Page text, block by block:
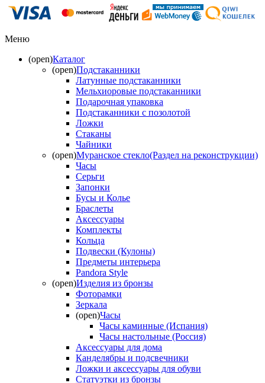
Меню
(open)Каталог
(open)Подстаканники
Латунные подстаканники
Мельхиоровые подстаканники
Подарочная упаковка
Подстаканники с позолотой
Ложки
Стаканы
Чайники
(open)Муранское стекло(Раздел на реконструкции)
Часы
Серьги
Запонки
Бусы и Колье
Браслеты
Аксессуары
Комплекты
Кольца
Подвески (Кулоны)
Предметы интерьера
Pandora Style
(open)Изделия из бронзы
Фоторамки
Зеркала
(open)Часы
Часы каминные (Испания)
Часы настольные (Россия)
Аксессуары для дома
Канделябры и подсвечники
Ложки и аксессуары для обуви
Статуэтки из бронзы